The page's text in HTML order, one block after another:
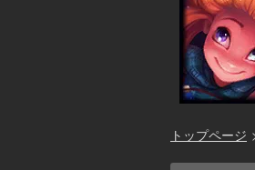
トップページ